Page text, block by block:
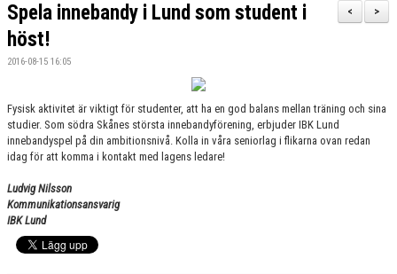
OM KLUBBEN
PARTNERS
DOKUMENT
KONTAKT
BILDBANK
>
<
Spela innebandy i Lund som student i
höst!
2016-08-15 16:05
Fysisk aktivitet är viktigt för studenter, att ha en god balans mellan träning och sina
studier. Som södra Skånes största innebandyförening, erbjuder IBK Lund
innebandyspel på din ambitionsnivå. Kolla in våra seniorlag i flikarna ovan redan
idag för att komma i kontakt med lagens ledare!
Ludvig Nilsson
Kommunikationsansvarig
IBK Lund